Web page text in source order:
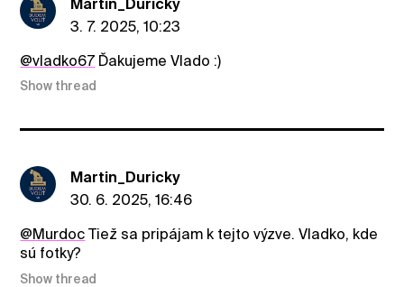
Martin_Duricky
3. 7. 2025, 10:23
@vladko67 Ďakujeme Vlado :)
Show thread
Martin_Duricky
30. 6. 2025, 16:46
@Murdoc Tiež sa pripájam k tejto výzve. Vladko, kde
sú fotky?
Show thread